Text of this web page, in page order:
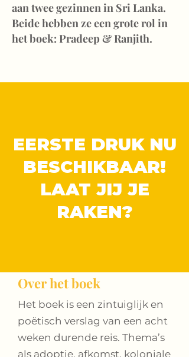
aan twee gezinnen in Sri Lanka.
Beide hebben ze een grote rol in
het boek: Pradeep & Ranjith.
EERSTE DRUK NU
BESCHIKBAAR!
LAAT JIJ JE
RAKEN?
Over het boek
Het boek is een zintuiglijk en
poëtisch verslag van een acht
weken durende reis. Thema’s
als adoptie, afkomst, koloniale